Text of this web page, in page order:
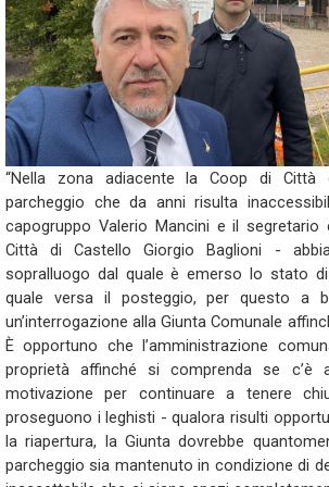
“Nella zona adiacente la Coop di Città
parcheggio che da anni risulta
capogruppo Valerio Mancini e il segretario
Città di Castello Giorgio Baglioni -
sopralluogo dal quale è emerso lo stato
quale versa il posteggio, per questo a
un’interrogazione alla Giunta Comunale
È opportuno che l’amministrazione
proprietà affinché si comprenda se c’è
motivazione per continuare a tenere
proseguono i leghisti - qualora risulti
la riapertura, la Giunta dovrebbe
parcheggio sia mantenuto in condizione di